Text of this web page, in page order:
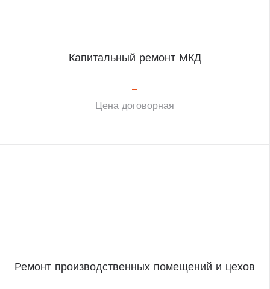
Капитальный ремонт МКД
Цена договорная
Ремонт производственных помещений и цехов